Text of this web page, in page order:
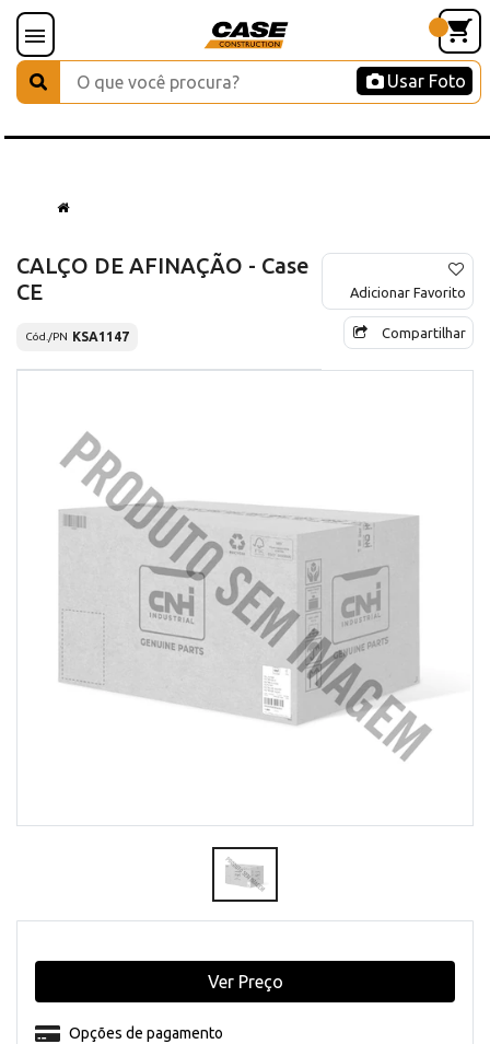
Usar Foto
CALÇO DE AFINAÇÃO - Case
CE
Cód./PN KSA1147
Adicionar Favorito
Compartilhar
Opções de pagamento
Ver Preço